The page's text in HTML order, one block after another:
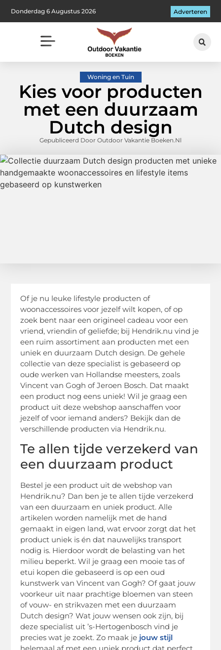
Donderdag 6 Augustus 2026 Adverteren
Woning en Tuin
Kies voor producten
met een duurzaam
Dutch design
Gepubliceerd Door Outdoor Vakantie Boeken.nl
Of je nu leuke lifestyle producten of
woonaccessoires voor jezelf wilt kopen, of op
zoek bent naar een origineel cadeau voor een
vriend, vriendin of geliefde; bij Hendrik.nu vind je
een ruim assortiment aan producten met een
uniek en duurzaam Dutch design. De gehele
collectie van deze specialist is gebaseerd op
oude werken van Hollandse meesters, zoals
Vincent van Gogh of Jeroen Bosch. Dat maakt
een product nog eens uniek! Wil je graag een
product uit deze webshop aanschaffen voor
jezelf of voor iemand anders? Bekijk dan de
verschillende producten via Hendrik.nu.
Te allen tijde verzekerd van
een duurzaam product
Bestel je een product uit de webshop van
Hendrik.nu? Dan ben je te allen tijde verzekerd
van een duurzaam en uniek product. Alle
artikelen worden namelijk met de hand
gemaakt in eigen land, wat ervoor zorgt dat het
product uniek is én dat nauwelijks transport
nodig is. Hierdoor wordt de belasting van het
milieu beperkt. Wil je graag een mooie tas of
etui kopen die gebaseerd is op een oud
kunstwerk van Vincent van Gogh? Of gaat jouw
voorkeur uit naar prachtige bloemen van steen
of vouw- en strikvazen met een duurzaam
Dutch design? Wat jouw wensen ook zijn, bij
deze specialist uit ’s-Hertogenbosch vind je
precies wat je zoekt. Zo maak je jouw stijl